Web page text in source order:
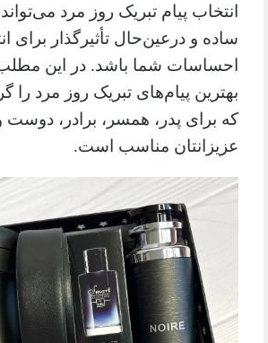
انتخاب پیام تبریک روز مرد
ساده و درعین‌حال تأثیرگذار برای
احساسات شما باشد. در این
بهترین پیام‌های تبریک روز مرد را
که برای پدر، همسر، برادر، دوست
عزیزانتان مناسب است.